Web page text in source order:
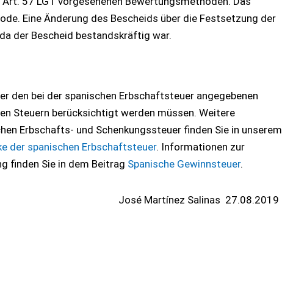
Eine Änderung des Bescheids über die Festsetzung der
der Bescheid bestandskräftig war.
den bei der spanischen Erbschaftsteuer angegebenen
Steuern berücksichtigt werden müssen. Weitere
Erbschafts- und Schenkungssteuer finden Sie in unserem
der spanischen Erbschaftsteuer. Informationen zur
finden Sie in dem Beitrag Spanische Gewinnsteuer.
José Martínez Salinas 27.08.2019